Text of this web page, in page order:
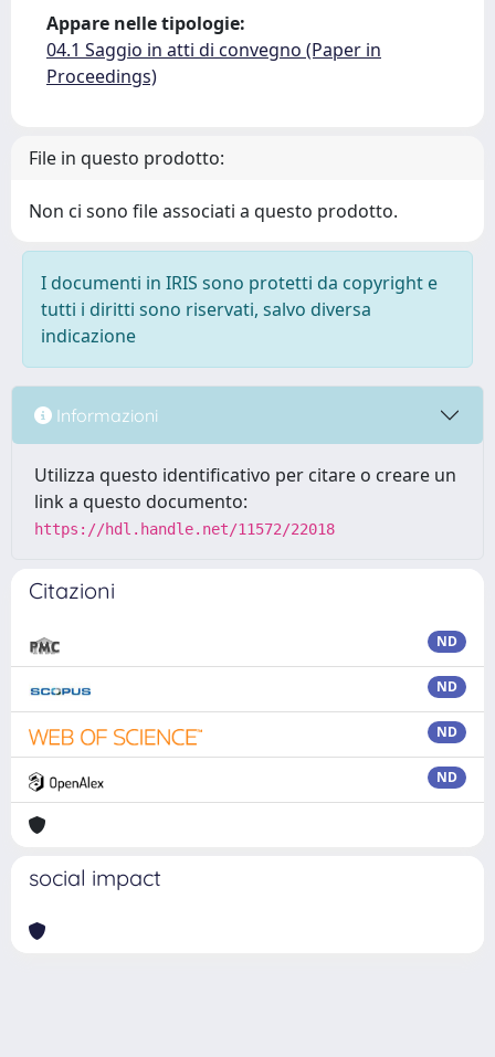
Appare nelle tipologie:
04.1 Saggio in atti di convegno (Paper in
Proceedings)
File in questo prodotto:
Non ci sono file associati a questo prodotto.
I documenti in IRIS sono protetti da copyright e
tutti i diritti sono riservati, salvo diversa
indicazione
Informazioni
Utilizza questo identificativo per citare o creare un
link a questo documento:
https://hdl.handle.net/11572/22018
Citazioni
ND
ND
ND
ND
social impact